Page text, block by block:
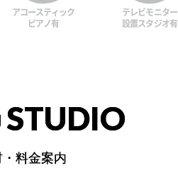
アコースティック
ピアノ有
テレビモニター
設置スタジオ有
STUDIO
料金案内